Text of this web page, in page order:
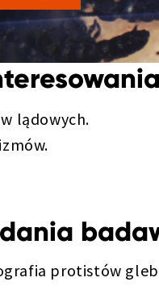
lądowych.
protistów